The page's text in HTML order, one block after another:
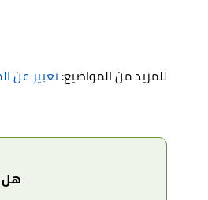
للمزيد من المواضيع:تعبير عن
هل